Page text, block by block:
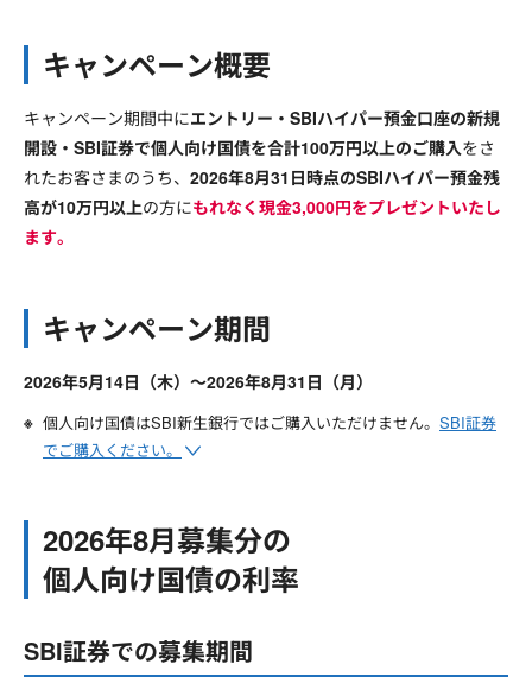
キャンペーン概要
キャンペーン期間中にエントリー・SBIハイパー預金口座の新規
開設・SBI証券で個人向け国債を合計100万円以上のご購入をさ
れたお客さまのうち、 2026年8月31日時点のSBIハイパー預金残
高が10万円以上の方にもれなく現金3,000円をプレゼントいたし
ます。
キャンペーン期間
2026年5月14日（木）～2026年8月31日（月）
個人向け国債はSBI新生銀行ではご購入いただけません。 SBI証券
でご購入ください。
2026年8月募集分の
個人向け国債の利率
SBI証券での募集期間